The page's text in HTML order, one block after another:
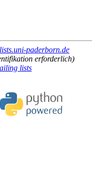
paderborn.de
erforderlich)
lists